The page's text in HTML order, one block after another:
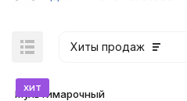
Хиты продаж
хит
Мультимарочный